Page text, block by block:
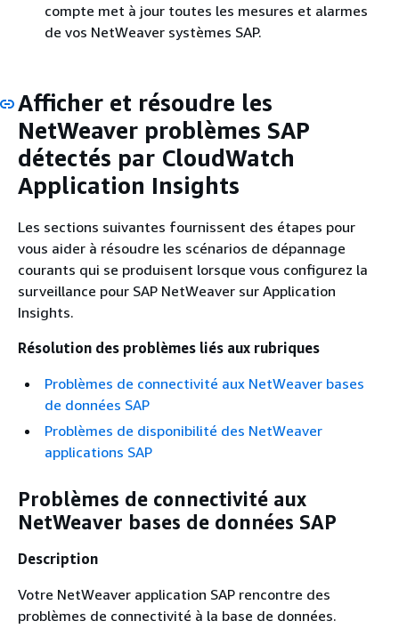
compte met à jour toutes les mesures et alarmes
de vos NetWeaver systèmes SAP.
Afficher et résoudre les
NetWeaver problèmes SAP
détectés par CloudWatch
Application Insights
Les sections suivantes fournissent des étapes pour
vous aider à résoudre les scénarios de dépannage
courants qui se produisent lorsque vous configurez la
surveillance pour SAP NetWeaver sur Application
Insights.
Résolution des problèmes liés aux rubriques
Problèmes de connectivité aux NetWeaver bases
de données SAP
Problèmes de disponibilité des NetWeaver
applications SAP
Problèmes de connectivité aux
NetWeaver bases de données SAP
Description
Votre NetWeaver application SAP rencontre des
problèmes de connectivité à la base de données.